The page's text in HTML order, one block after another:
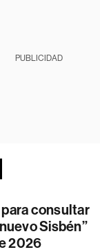
PUBLICIDAD
para consultar
Sisbén”
2026